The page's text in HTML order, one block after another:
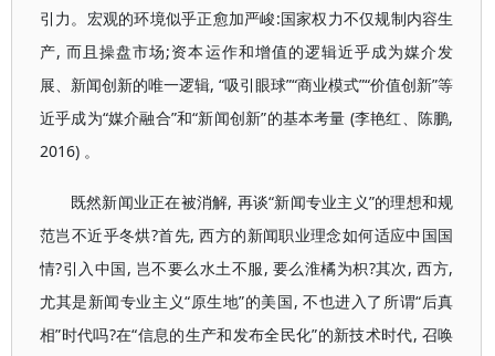
引力。宏观的环境似乎正愈加严峻:国家权力不仅规制内容生
产, 而且操盘市场;资本运作和增值的逻辑近乎成为媒介发
展、新闻创新的唯一逻辑, “吸引眼球”“商业模式”“价值创新”等
近乎成为“媒介融合”和“新闻创新”的基本考量 (李艳红、陈鹏,
2016) 。
既然新闻业正在被消解, 再谈“新闻专业主义”的理想和规
范岂不近乎冬烘?首先, 西方的新闻职业理念如何适应中国国
情?引入中国, 岂不要么水土不服, 要么淮橘为枳?其次, 西方,
尤其是新闻专业主义“原生地”的美国, 不也进入了所谓“后真
相”时代吗?在“信息的生产和发布全民化”的新技术时代, 召唤